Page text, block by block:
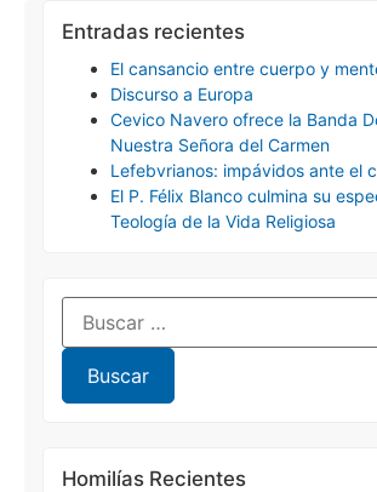
Entradas recientes
El cansancio entre cuerpo y
Discurso a Europa
Cevico Navero ofrece la Banda
Nuestra Señora del Carmen
Lefebvrianos: impávidos ante el
El P. Félix Blanco culmina su
Teología de la Vida Religiosa
Homilías Recientes